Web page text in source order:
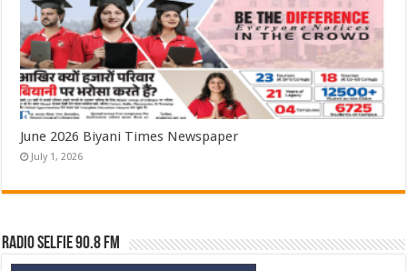
June 2026 Biyani Times Newspaper
July 1, 2026
Radio Selfie 90.8 FM